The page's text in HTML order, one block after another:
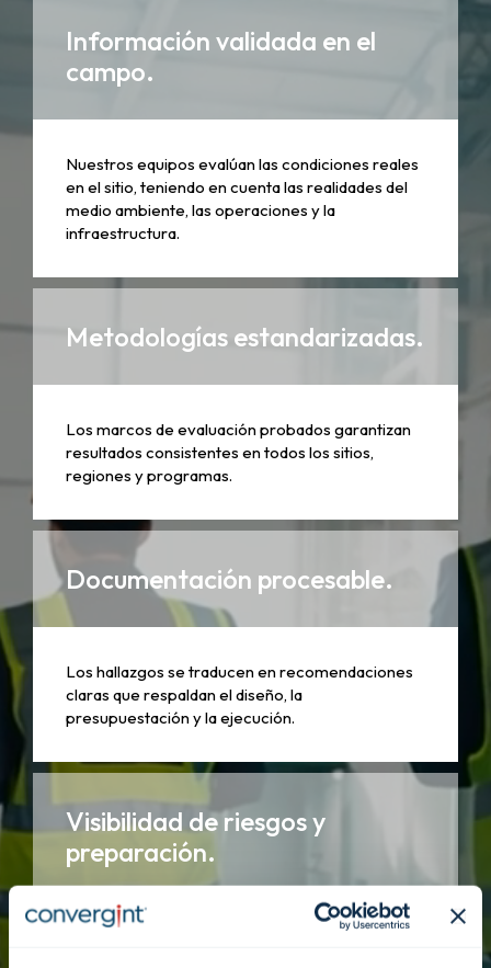
Información validada en el
campo.
Nuestros equipos evalúan las condiciones reales
en el sitio, teniendo en cuenta las realidades del
medio ambiente, las operaciones y la
infraestructura.
Metodologías estandarizadas.
Los marcos de evaluación probados garantizan
resultados consistentes en todos los sitios,
regiones y programas.
Documentación procesable.
Los hallazgos se traducen en recomendaciones
claras que respaldan el diseño, la
presupuestación y la ejecución.
Visibilidad de riesgos y
preparación.